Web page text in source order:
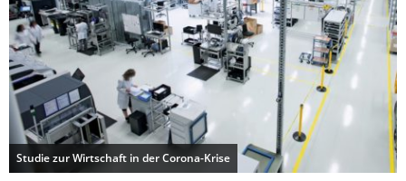
Studie zur Wirtschaft in der Corona-Krise